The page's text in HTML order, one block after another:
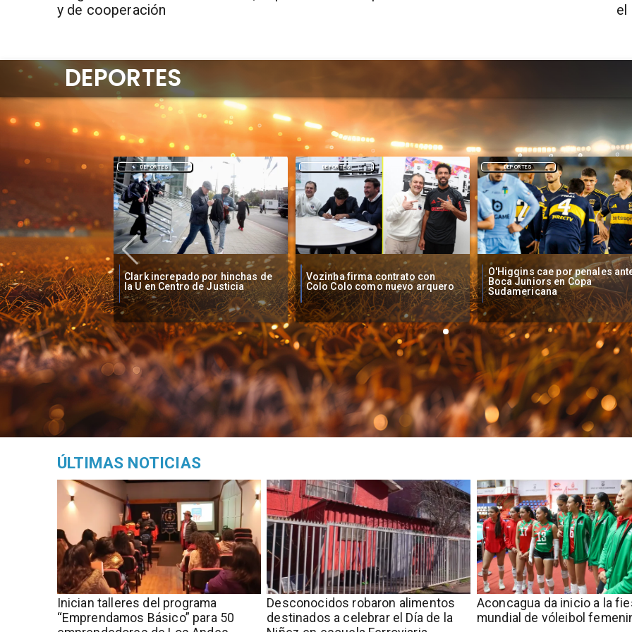
y de cooperación
el
por hinchas de
de Justicia
Vozinha firma contrato con
Colo Colo como nuevo arquero
DEPORTES
O'Higgins cae por penales ante
Boca Juniors en Copa
Sudamericana
DEPORTES
Operadores de apuestas
piden acelerar regulación en
Chile
NACIONAL
DEPORTES
ÚLTIMAS NOTICIAS
Inician talleres del programa
“Emprendamos Básico” para 50
Desconocidos robaron alimentos
destinados a celebrar el Día de la
Aconcagua da inicio a la
mundial de vóleibol